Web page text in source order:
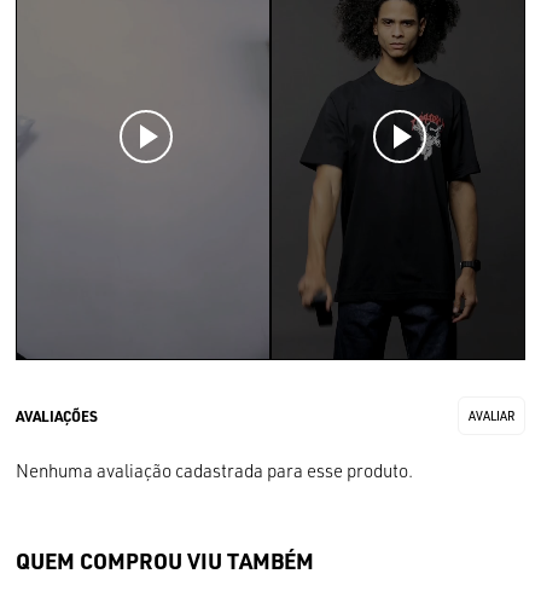
Nenhuma avaliação cadastrada para esse produto.
QUEM COMPROU VIU TAMBÉM